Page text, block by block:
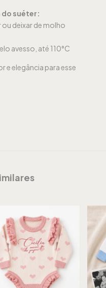
do suéter:
ou deixar de molho
avesso, até 110°C
e elegância para esse